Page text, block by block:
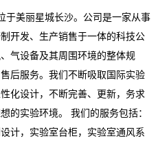
于美丽星城长沙。公司是一家从事
开发、生产销售于一体的科技公
气设备及其周围环境的整体规
后服务。我们不断吸取国际实验
化设计，不断完善、更新，务求
的实验环境。 我们的服务包括：
计，实验室台柜，实验室通风系